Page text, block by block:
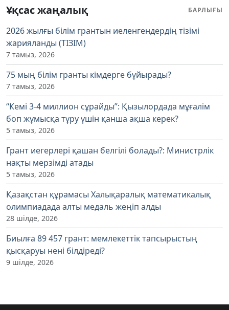
Ұқсас жаңалық БАРЛЫҒЫ
2026 жылғы білім грантын иеленгендердің тізімі
жарияланды (ТІЗІМ)
7 тамыз, 2026
75 мың білім гранты кімдерге бұйырады?
7 тамыз, 2026
“Кемі 3-4 миллион сұрайды”: Қызылордада мұғалім
боп жұмысқа тұру үшін қанша ақша керек?
5 тамыз, 2026
Грант иегерлері қашан белгілі болады?: Министрлік
нақты мерзімді атады
5 тамыз, 2026
Қазақстан құрамасы Халықаралық математикалық
олимпиадада алты медаль жеңіп алды
28 шілде, 2026
Биылға 89 457 грант: мемлекеттік тапсырыстың
қысқаруы нені білдіреді?
9 шілде, 2026